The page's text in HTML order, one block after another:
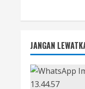
JANGAN